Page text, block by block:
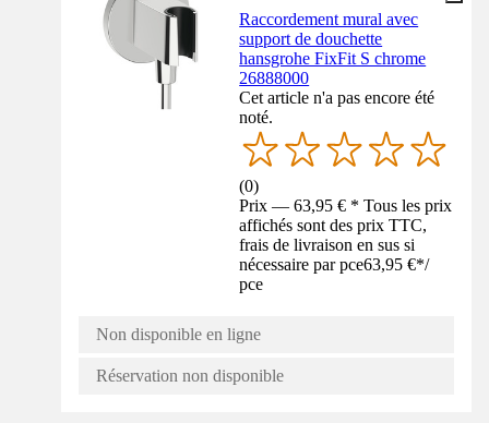
Raccordement mural avec
support de douchette
hansgrohe FixFit S chrome
26888000
Cet article n'a pas encore été
noté.
(0)
Prix — 63,95 € * Tous les prix
affichés sont des prix TTC,
frais de livraison en sus si
nécessaire par pce63,95 €*/
pce
Non disponible en ligne
Réservation non disponible